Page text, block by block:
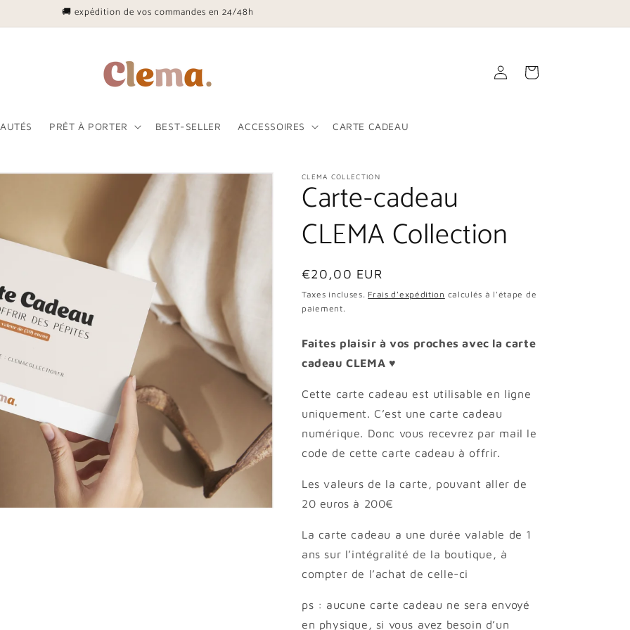
🚚 expédition de vos commandes en 24/48h
PRÊT À PORTER BEST-SELLER ACCESSOIRES CARTE CADEAU
ConnexionPanier
CLEMA COLLECTION
Carte-cadeau
CLEMA Collection
Prix
habituel
€20,00 EUR
Taxes incluses. Frais d'expédition calculés à l'étape de
paiement.
Faites plaisir à vos proches avec la carte
cadeau CLEMA ♥︎
Cette carte cadeau est utilisable en ligne
uniquement. C’est une carte cadeau
numérique. Donc vous recevrez par mail le
code de cette carte cadeau à offrir.
Les valeurs de la carte, pouvant aller de
20 euros à 200€
La carte cadeau a une durée valable de 1
ans sur l’intégralité de la boutique, à
compter de l’achat de celle-ci
ps : aucune carte cadeau ne sera envoyé
en physique, si vous avez besoin d’un